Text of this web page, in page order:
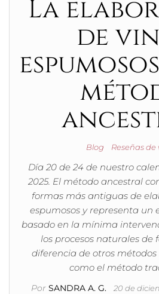
La
de
Blog Reseñas de
Día 20 de 24 de nuestro
2025. El método ancestral
formas más antiguas de
espumosos y representa un
basado en la mínima
los procesos naturales de
diferencia de otros
como el método
Por SANDRA A. G. 20 de